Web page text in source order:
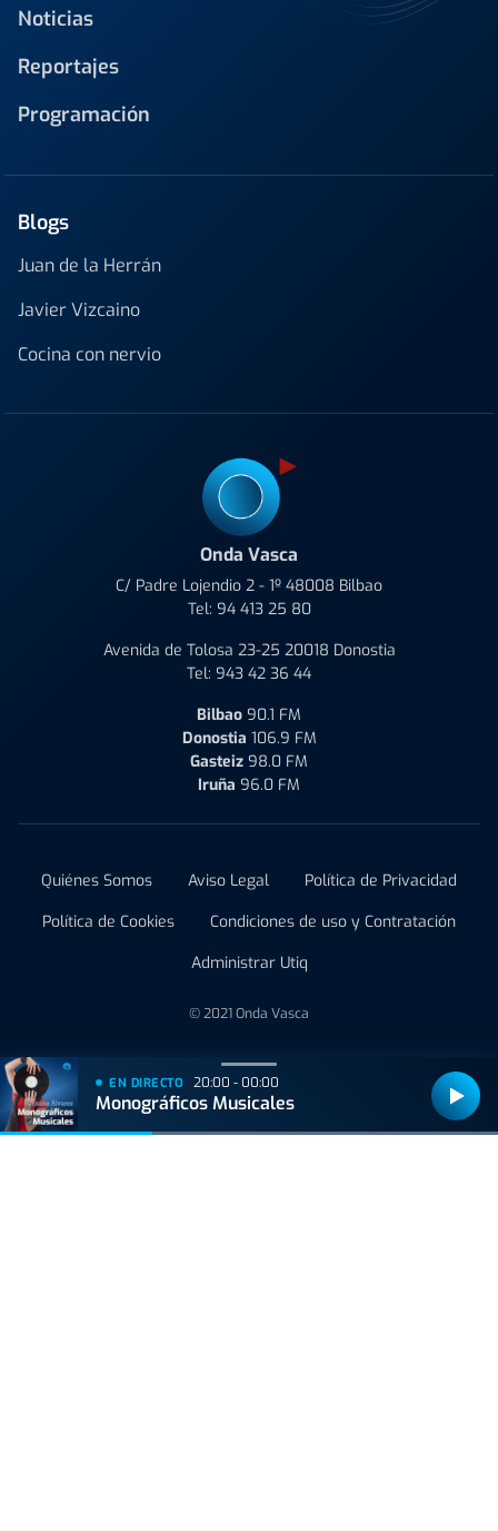
Noticias
Reportajes
Programación
Blogs
Juan de la Herrán
Javier Vizcaino
Cocina con nervio
Onda Vasca
C/ Padre Lojendio 2 - 1º 48008 Bilbao
Tel: 94 413 25 80
Avenida de Tolosa 23-25 20018 Donostia
Tel: 943 42 36 44
Bilbao 90.1 FM
Donostia 106.9 FM
Gasteiz 98.0 FM
Iruña 96.0 FM
Quiénes Somos Aviso Legal
Política de Privacidad
Política de Cookies
Condiciones de uso y Contratación
Administrar Utiq
© 2021 Onda Vasca
EN DIRECTO 20:00 - 00:00
Monográficos Musicales